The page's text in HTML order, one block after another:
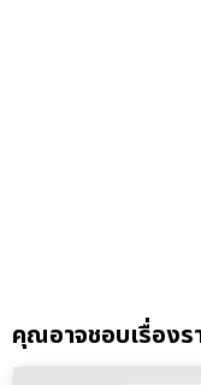
คุณอาจชอบเรื่องร